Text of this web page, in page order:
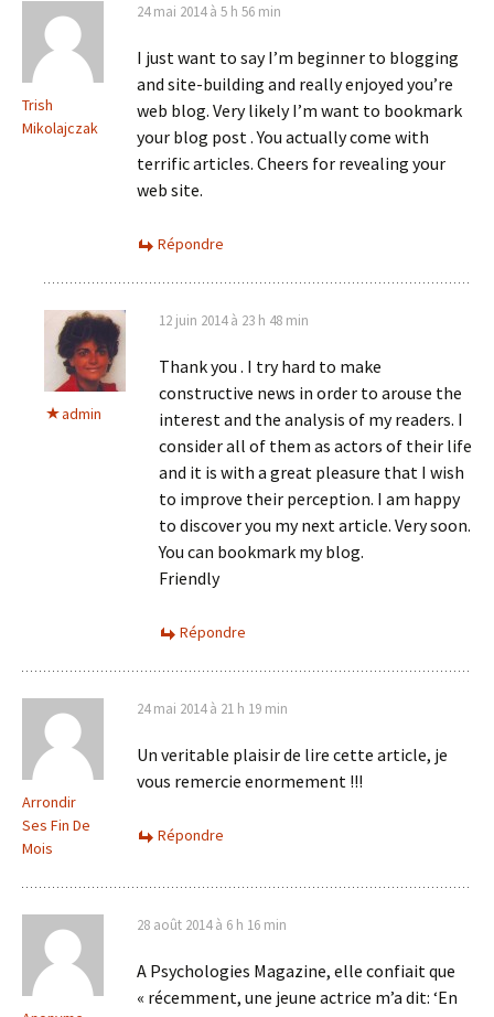
Trish
Mikolajczak
24 mai 2014 à 5 h 56 min
I just want to say I’m beginner to blogging
and site-building and really enjoyed you’re
web blog. Very likely I’m want to bookmark
your blog post . You actually come with
terrific articles. Cheers for revealing your
web site.
Répondre
admin
12 juin 2014 à 23 h 48 min
Thank you . I try hard to make
constructive news in order to arouse the
interest and the analysis of my readers. I
consider all of them as actors of their life
and it is with a great pleasure that I wish
to improve their perception. I am happy
to discover you my next article. Very soon.
You can bookmark my blog.
Friendly
Répondre
Arrondir
Ses Fin De
Mois
24 mai 2014 à 21 h 19 min
Un veritable plaisir de lire cette article, je
vous remercie enormement !!!
Répondre
28 août 2014 à 6 h 16 min
A Psychologies Magazine, elle confiait que
« récemment, une jeune actrice m’a dit: ‘En